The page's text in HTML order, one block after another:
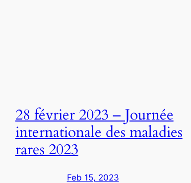
28 février 2023 – Journée
internationale des maladies
rares 2023
Feb 15, 2023